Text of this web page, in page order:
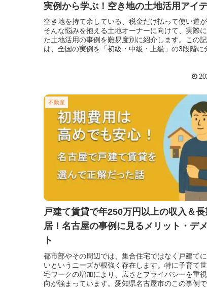
実例から学ぶ！空き地の土地活用アイ
空き地を持て余している、税金だけ払って使い道
そんな悩みを抱える土地オーナーに向けて、実際
た土地活用の事例を難易度別に紹介します。この
は、全国の実例を「初級・中級・上級」の3段階に
不動産
戸建て賃貸で年250万円以上の収入＆長
居！名古屋の事例に見るメリット・デ
ト
都市部やその周辺では、集合住宅ではなく戸建て
いというニーズが根強く存在します。特に子育て
宅ワークの増加により、広さとプライバシーを重
向が強まっています。愛知県名古屋市のこの事例で